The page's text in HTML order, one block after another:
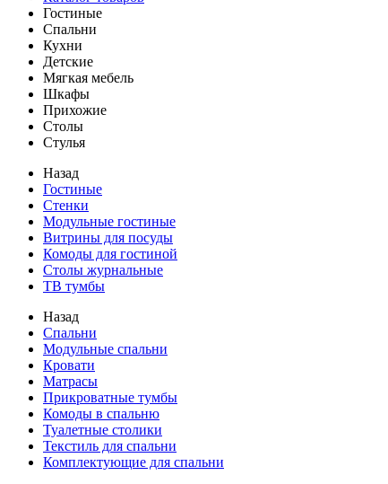
Гостиные
Спальни
Кухни
Детские
Мягкая мебель
Шкафы
Прихожие
Столы
Стулья
Назад
Гостиные
Стенки
Модульные гостиные
Витрины для посуды
Комоды для гостиной
Столы журнальные
ТВ тумбы
Назад
Спальни
Модульные спальни
Кровати
Матрасы
Прикроватные тумбы
Комоды в спальню
Туалетные столики
Текстиль для спальни
Комплектующие для спальни